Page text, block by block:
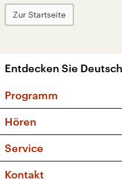
Zur Startseite
Entdecken Sie
Programm
Sendungen und
Musikliste
Kakadu – Das
Hören
Frequenzen (UKW
Service
FAQ
Kontakt